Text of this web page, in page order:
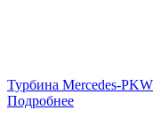
Турбина Mercedes-
Подробнее